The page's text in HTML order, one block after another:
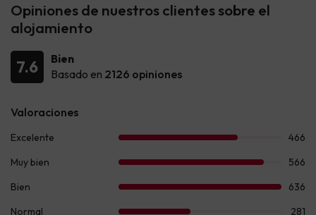
Opiniones de nuestros clientes sobre el
alojamiento
7.6
Bien
Basado en 2126 opiniones